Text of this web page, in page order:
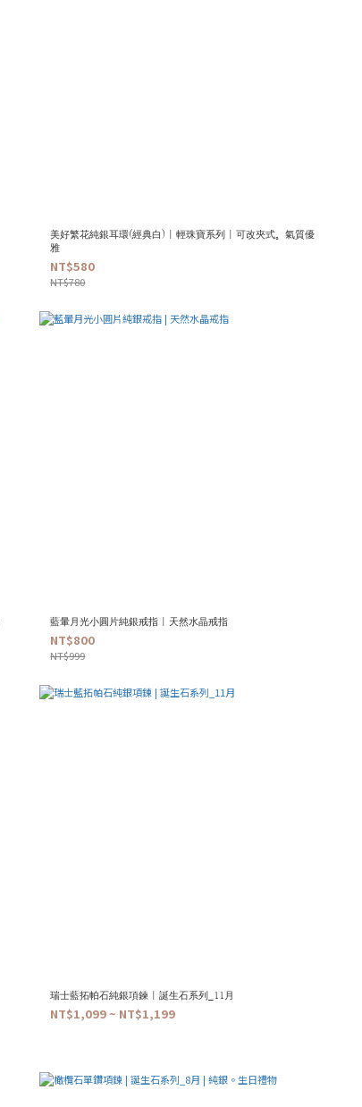
美好繁花純銀耳環(經典白) | 輕珠寶系列 | 可改夾式。氣質優
雅
NT$580
NT$780
藍暈月光小圓片純銀戒指 | 天然水晶戒指
NT$800
NT$999
瑞士藍拓帕石純銀項鍊 | 誕生石系列_11月
NT$1,099 ~ NT$1,199